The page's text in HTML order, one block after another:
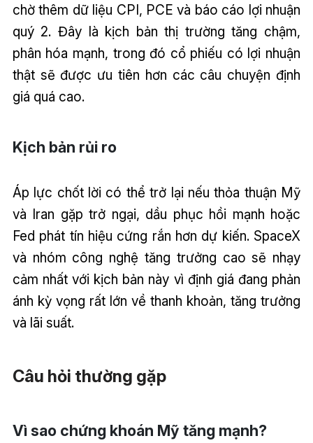
chờ thêm dữ liệu CPI, PCE và báo cáo lợi nhuận
quý 2. Đây là kịch bản thị trường tăng chậm,
phân hóa mạnh, trong đó cổ phiếu có lợi nhuận
thật sẽ được ưu tiên hơn các câu chuyện định
giá quá cao.
Kịch bản rủi ro
Áp lực chốt lời có thể trở lại nếu thỏa thuận Mỹ
và Iran gặp trở ngại, dầu phục hồi mạnh hoặc
Fed phát tín hiệu cứng rắn hơn dự kiến. SpaceX
và nhóm công nghệ tăng trưởng cao sẽ nhạy
cảm nhất với kịch bản này vì định giá đang phản
ánh kỳ vọng rất lớn về thanh khoản, tăng trưởng
và lãi suất.
Câu hỏi thường gặp
Vì sao chứng khoán Mỹ tăng mạnh?